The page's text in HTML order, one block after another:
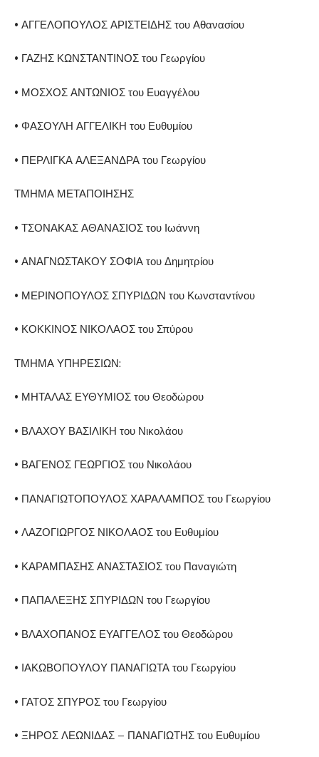
• ΑΓΓΕΛΟΠΟΥΛΟΣ ΑΡΙΣΤΕΙΔΗΣ του Αθανασίου
• ΓΑΖΗΣ ΚΩΝΣΤΑΝΤΙΝΟΣ του Γεωργίου
• ΜΟΣΧΟΣ ΑΝΤΩΝΙΟΣ του Ευαγγέλου
• ΦΑΣΟΥΛΗ ΑΓΓΕΛΙΚΗ του Ευθυμίου
• ΠΕΡΛΙΓΚΑ ΑΛΕΞΑΝΔΡΑ του Γεωργίου
ΤΜΗΜΑ ΜΕΤΑΠΟΙΗΣΗΣ
• ΤΣΟΝΑΚΑΣ ΑΘΑΝΑΣΙΟΣ του Ιωάννη
• ΑΝΑΓΝΩΣΤΑΚΟΥ ΣΟΦΙΑ του Δημητρίου
• ΜΕΡΙΝΟΠΟΥΛΟΣ ΣΠΥΡΙΔΩΝ του Κωνσταντίνου
• ΚΟΚΚΙΝΟΣ ΝΙΚΟΛΑΟΣ του Σπύρου
ΤΜΗΜΑ ΥΠΗΡΕΣΙΩΝ:
• ΜΗΤΑΛΑΣ ΕΥΘΥΜΙΟΣ του Θεοδώρου
• ΒΛΑΧΟΥ ΒΑΣΙΛΙΚΗ του Νικολάου
• ΒΑΓΕΝΟΣ ΓΕΩΡΓΙΟΣ του Νικολάου
• ΠΑΝΑΓΙΩΤΟΠΟΥΛΟΣ ΧΑΡΑΛΑΜΠΟΣ του Γεωργίου
• ΛΑΖΟΓΙΩΡΓΟΣ ΝΙΚΟΛΑΟΣ του Ευθυμίου
• ΚΑΡΑΜΠΑΣΗΣ ΑΝΑΣΤΑΣΙΟΣ του Παναγιώτη
• ΠΑΠΑΛΕΞΗΣ ΣΠΥΡΙΔΩΝ του Γεωργίου
• ΒΛΑΧΟΠΑΝΟΣ ΕΥΑΓΓΕΛΟΣ του Θεοδώρου
• ΙΑΚΩΒΟΠΟΥΛΟΥ ΠΑΝΑΓΙΩΤΑ του Γεωργίου
• ΓΑΤΟΣ ΣΠΥΡΟΣ του Γεωργίου
• ΞΗΡΟΣ ΛΕΩΝΙΔΑΣ – ΠΑΝΑΓΙΩΤΗΣ του Ευθυμίου